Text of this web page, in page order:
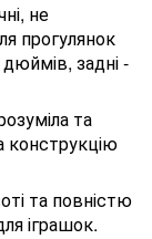
не
прогулянок
задні -
та
конструкцію
та повністю
іграшок.